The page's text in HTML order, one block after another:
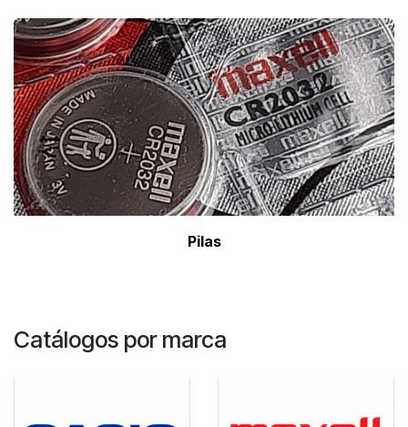
Pilas
Catálogos por marca